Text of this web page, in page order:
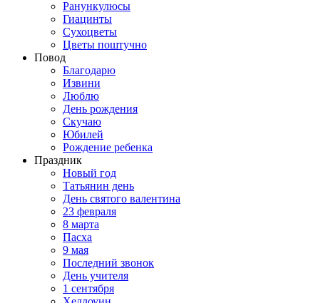
Ранункулюсы
Гиацинты
Сухоцветы
Цветы поштучно
Повод
Благодарю
Извини
Люблю
День рождения
Скучаю
Юбилей
Рождение ребенка
Праздник
Новый год
Татьянин день
День святого валентина
23 февраля
8 марта
Пасха
9 мая
Последний звонок
День учителя
1 сентября